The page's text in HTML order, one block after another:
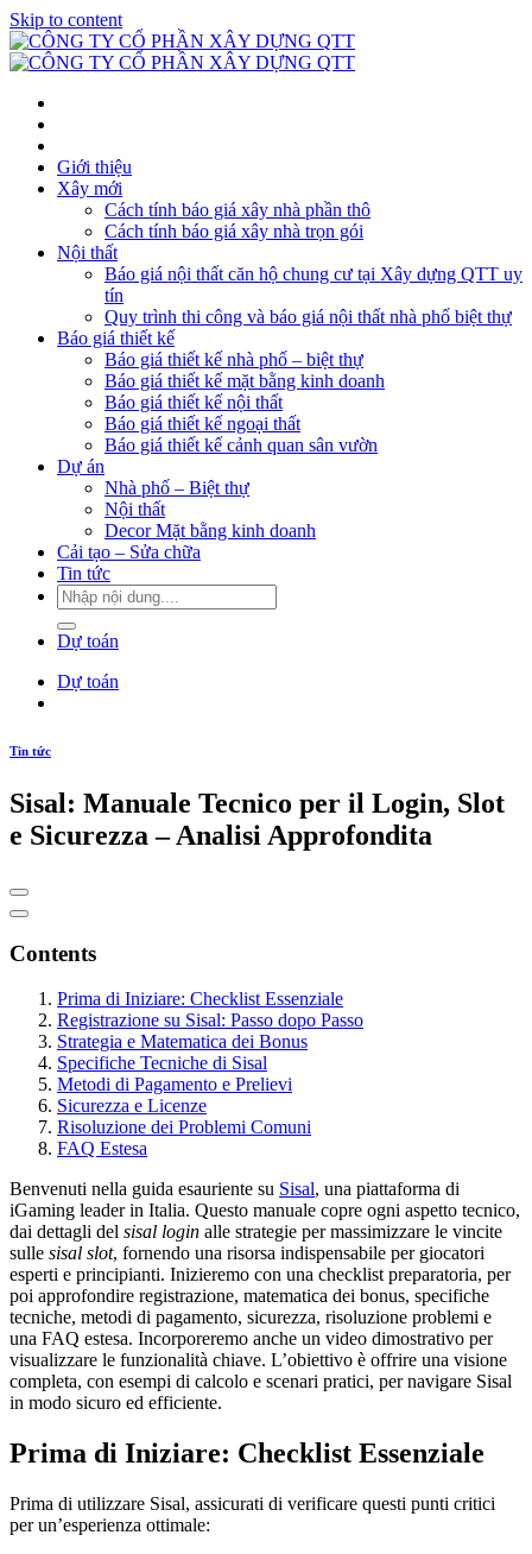
Skip to content
Giới thiệu
Xây mới
Cách tính báo giá xây nhà phần thô
Cách tính báo giá xây nhà trọn gói
Nội thất
Báo giá nội thất căn hộ chung cư tại Xây dựng QTT uy
tín
Quy trình thi công và báo giá nội thất nhà phố biệt thự
Báo giá thiết kế
Báo giá thiết kế nhà phố – biệt thự
Báo giá thiết kế mặt bằng kinh doanh
Báo giá thiết kế nội thất
Báo giá thiết kế ngoại thất
Báo giá thiết kế cảnh quan sân vườn
Dự án
Nhà phố – Biệt thự
Nội thất
Decor Mặt bằng kinh doanh
Cải tạo – Sửa chữa
Tin tức
Dự toán
Dự toán
Tin tức
Sisal: Manuale Tecnico per il Login, Slot
e Sicurezza – Analisi Approfondita
Contents
Prima di Iniziare: Checklist Essenziale
Registrazione su Sisal: Passo dopo Passo
Strategia e Matematica dei Bonus
Specifiche Tecniche di Sisal
Metodi di Pagamento e Prelievi
Sicurezza e Licenze
Risoluzione dei Problemi Comuni
FAQ Estesa
Benvenuti nella guida esauriente su Sisal, una piattaforma di
iGaming leader in Italia. Questo manuale copre ogni aspetto tecnico,
dai dettagli del sisal login alle strategie per massimizzare le vincite
sulle sisal slot, fornendo una risorsa indispensabile per giocatori
esperti e principianti. Inizieremo con una checklist preparatoria, per
poi approfondire registrazione, matematica dei bonus, specifiche
tecniche, metodi di pagamento, sicurezza, risoluzione problemi e
una FAQ estesa. Incorporeremo anche un video dimostrativo per
visualizzare le funzionalità chiave. L’obiettivo è offrire una visione
completa, con esempi di calcolo e scenari pratici, per navigare Sisal
in modo sicuro ed efficiente.
Prima di Iniziare: Checklist Essenziale
Prima di utilizzare Sisal, assicurati di verificare questi punti critici
per un’esperienza ottimale: